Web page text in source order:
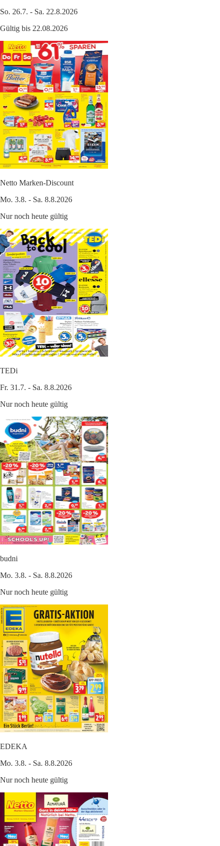
So. 26.7. - Sa. 22.8.2026
Gültig bis 22.08.2026
Netto Marken-Discount
Mo. 3.8. - Sa. 8.8.2026
Nur noch heute gültig
TEDi
Fr. 31.7. - Sa. 8.8.2026
Nur noch heute gültig
budni
Mo. 3.8. - Sa. 8.8.2026
Nur noch heute gültig
EDEKA
Mo. 3.8. - Sa. 8.8.2026
Nur noch heute gültig